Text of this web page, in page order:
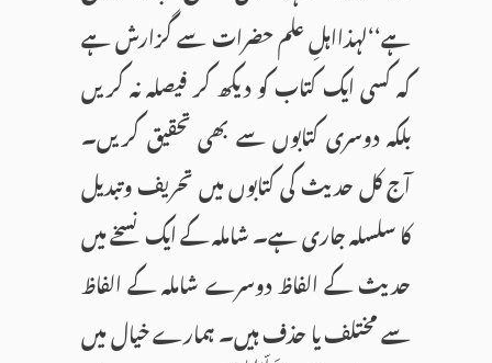
ہے‘‘لہذااہلِ علم حضرات سے گزارش ہے
کہ کسی ایک کتاب کو دیکھ کر فیصلہ نہ کریں
بلکہ دوسری کتابوں سے بھی تحقیق کریں۔
آج کل حدیث کی کتابوں میں تحریف وتبدیل
کا سلسلہ جاری ہے۔ شاملہ کے ایک نسخے میں
حدیث کے الفاظ دوسرے شاملہ کے الفاظ
سے مختلف یا حذف ہیں۔ ہمارے خیال میں